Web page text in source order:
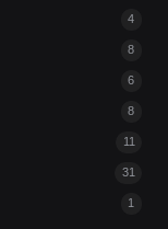
4
8
6
8
11
31
1